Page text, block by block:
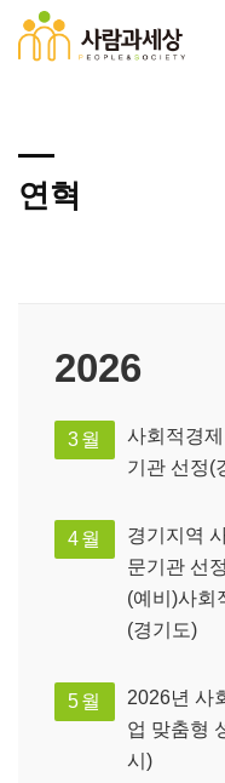
연혁
2026
3월
사회적경
기관 선정(
4월
경기지역
문기관 선
(예비)사회
(경기도)
5월
2026년 사
업 맞춤형
시)